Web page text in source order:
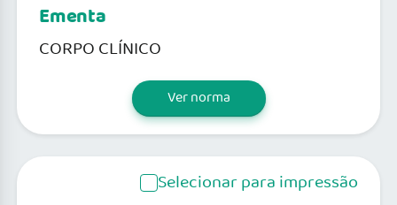
Ementa
CORPO CLÍNICO
Ver norma
Selecionar para impressão